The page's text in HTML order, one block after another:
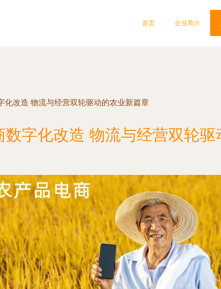
首页 企业简介
化改造 物流与经营双轮驱动的农业新篇章
字化改造 物流与经营双轮